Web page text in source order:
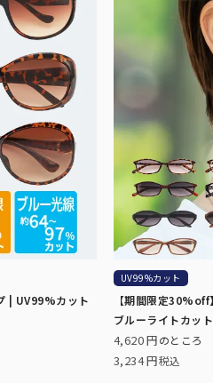
| UV99%カット
UV99%カット
【期間限定
ブルーライトカット
4,620 のところ
3,234 税込